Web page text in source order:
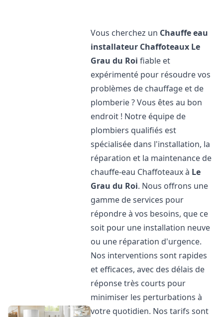
Vous cherchez un Chauffe eau
installateur Chaffoteaux Le
Grau du Roi fiable et
expérimenté pour résoudre vos
problèmes de chauffage et de
plomberie ? Vous êtes au bon
endroit ! Notre équipe de
plombiers qualifiés est
spécialisée dans l'installation, la
réparation et la maintenance de
chauffe-eau Chaffoteaux à Le
Grau du Roi. Nous offrons une
gamme de services pour
répondre à vos besoins, que ce
soit pour une installation neuve
ou une réparation d'urgence.
Nos interventions sont rapides
et efficaces, avec des délais de
réponse très courts pour
minimiser les perturbations à
votre quotidien. Nos tarifs sont